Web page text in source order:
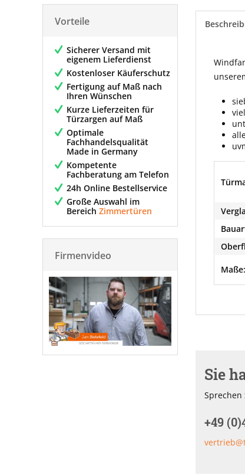
Vorteile
Sicherer Versand mit
eigenem Lieferdienst
Kostenloser Käuferschutz
Fertigung auf Maß nach
Ihren Wünschen
Kurze Lieferzeiten für
Türzargen auf Maß
Optimale
Fachhandelsqualität
Made in Germany
Kompetente
Fachberatung am Telefon
24h Online Bestellservice
Große Auswahl im
Bereich Zimmertüren
Firmenvideo
Maße:
Sie
Sprechen
+49